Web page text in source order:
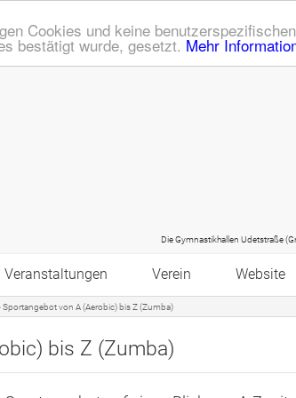
Cookies und keine
bestätigt wurde, gesetzt. Mehr
Die Gymnastikhallen Udetstraße
Bodyworkout
Zumba mit Juliane und Jacky
Veranstaltungen
Kalender
Kinderaktionstag
Verein
Mitgliedschaft
Historie
Website
Sitemap
Sportangebot von A (Aerobic) bis Z (Zumba)
bis Z (Zumba)